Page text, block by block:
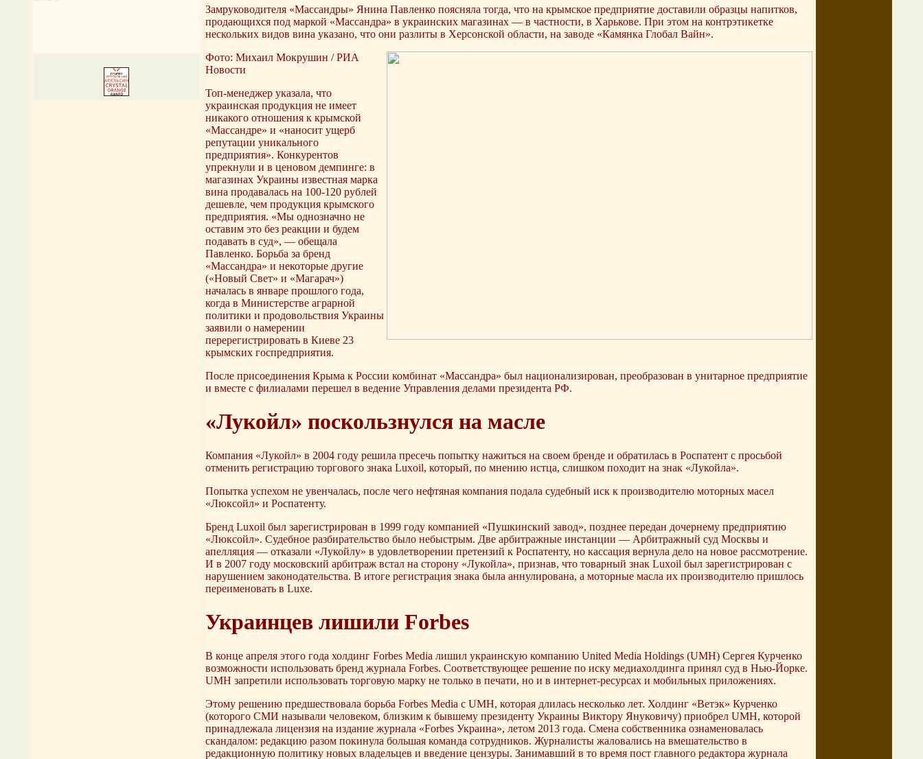
Замруководителя «Массандры» Янина Павленко поясняла тогда, что на крымское предприятие доставили образцы напитков,
продающихся под маркой «Массандра» в украинских магазинах — в частности, в Харькове. При этом на контрэтикетке
нескольких видов вина указано, что они разлиты в Херсонской области, на заводе «Камянка Глобал Вайн».
Фото: Михаил Мокрушин / РИА
Новости
Топ-менеджер указала, что
украинская продукция не имеет
никакого отношения к крымской
«Массандре» и «наносит ущерб
репутации уникального
предприятия». Конкурентов
упрекнули и в ценовом демпинге: в
магазинах Украины известная марка
вина продавалась на 100-120 рублей
дешевле, чем продукция крымского
предприятия. «Мы однозначно не
оставим это без реакции и будем
подавать в суд», — обещала
Павленко. Борьба за бренд
«Массандра» и некоторые другие
(«Новый Свет» и «Магарач»)
началась в январе прошлого года,
когда в Министерстве аграрной
политики и продовольствия Украины
заявили о намерении
перерегистрировать в Киеве 23
крымских госпредприятия.
После присоединения Крыма к России комбинат «Массандра» был национализирован, преобразован в унитарное предприятие
и вместе с филиалами перешел в ведение Управления делами президента РФ.
«Лукойл» поскользнулся на масле
Компания «Лукойл» в 2004 году решила пресечь попытку нажиться на своем бренде и обратилась в Роспатент с просьбой
отменить регистрацию торгового знака Luxoil, который, по мнению истца, слишком походит на знак «Лукойла».
Попытка успехом не увенчалась, после чего нефтяная компания подала судебный иск к производителю моторных масел
«Люксойл» и Роспатенту.
Бренд Luxoil был зарегистрирован в 1999 году компанией «Пушкинский завод», позднее передан дочернему предприятию
«Люксойл». Судебное разбирательство было небыстрым. Две арбитражные инстанции — Арбитражный суд Москвы и
апелляция — отказали «Лукойлу» в удовлетворении претензий к Роспатенту, но кассация вернула дело на новое рассмотрение.
И в 2007 году московский арбитраж встал на сторону «Лукойла», признав, что товарный знак Luxoil был зарегистрирован с
нарушением законодательства. В итоге регистрация знака была аннулирована, а моторные масла их производителю пришлось
переименовать в Luxe.
Украинцев лишили Forbes
В конце апреля этого года холдинг Forbes Media лишил украинскую компанию United Media Holdings (UMH) Сергея Курченко
возможности использовать бренд журнала Forbes. Соответствующее решение по иску медиахолдинга принял суд в Нью-Йорке.
UMH запретили использовать торговую марку не только в печати, но и в интернет-ресурсах и мобильных приложениях.
Этому решению предшествовала борьба Forbes Media с UMH, которая длилась несколько лет. Холдинг «Ветэк» Курченко
(которого СМИ называли человеком, близким к бывшему президенту Украины Виктору Януковичу) приобрел UMH, которой
принадлежала лицензия на издание журнала «Forbes Украина», летом 2013 года. Смена собственника ознаменовалась
скандалом: редакцию разом покинула большая команда сотрудников. Журналисты жаловались на вмешательство в
редакционную политику новых владельцев и введение цензуры. Занимавший в то время пост главного редактора журнала